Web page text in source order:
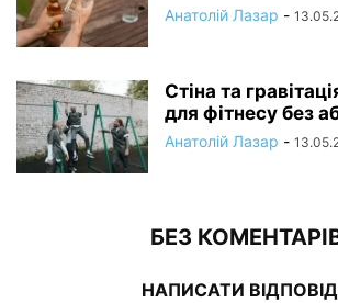
Анатолій Лазар -
Стіна та
для фітнесу без
Анатолій Лазар -
БЕЗ
НАПИСАТИ